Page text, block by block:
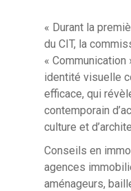
« Durant la
du CIT, la
« Communication
identité visuelle
efficace, qui
contemporain
culture et
Conseils en
agences
aménageurs,